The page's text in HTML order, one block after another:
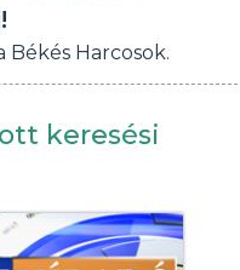
Harcosok.
keresési